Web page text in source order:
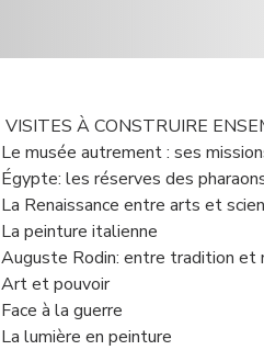
Contenu
droite
VISITES À CONSTRUIRE
Le musée autrement : ses
Égypte: les réserves des
La Renaissance entre arts et
La peinture italienne
Auguste Rodin: entre tradition et
Art et pouvoir
Face à la guerre
La lumière en peinture